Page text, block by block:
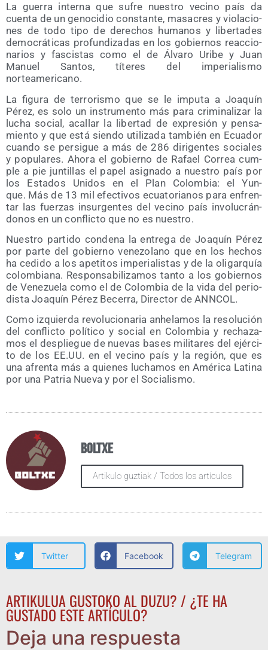
La gue­rra inter­na que sufre nues­tro vecino país da
cuen­ta de un geno­ci­dio cons­tan­te, masa­cres y vio­la­cio­
nes de todo tipo de dere­chos huma­nos y liber­ta­des
demo­crá­ti­cas pro­fun­di­za­das en los gobier­nos reac­cio­
na­rios y fas­cis­tas como el de Álva­ro Uri­be y Juan
Manuel San­tos, títe­res del impe­ria­lis­mo
norteamericano.
La figu­ra de terro­ris­mo que se le impu­ta a Joa­quín
Pérez, es solo un ins­tru­men­to más para cri­mi­na­li­zar la
lucha social, aca­llar la liber­tad de expre­sión y pen­sa­
mien­to y que está sien­do uti­li­za­da tam­bién en Ecua­dor
cuan­do se per­si­gue a más de 286 diri­gen­tes socia­les
y popu­la­res. Aho­ra el gobierno de Rafael Correa cum­
ple a pie jun­ti­llas el papel asig­na­do a nues­tro país por
los Esta­dos Uni­dos en el Plan Colom­bia: el Yun­
que. Más de 13 mil efec­ti­vos ecua­to­ria­nos para enfren­
tar las fuer­zas insur­gen­tes del vecino país invo­lu­crán­
do­nos en un con­flic­to que no es nuestro.
Nues­tro par­ti­do con­de­na la entre­ga de Joa­quín Pérez
por par­te del gobierno vene­zo­lano que en los hechos
ha cedi­do a los ape­ti­tos impe­ria­lis­tas y de la oli­gar­quía
colom­bia­na. Res­pon­sa­bi­li­za­mos tan­to a los gobier­nos
de Vene­zue­la como el de Colom­bia de la vida del perio­
dis­ta Joa­quín Pérez Bece­rra, Direc­tor de ANNCOL.
Como izquier­da revo­lu­cio­na­ria anhe­la­mos la reso­lu­ción
del con­flic­to polí­ti­co y social en Colom­bia y recha­za­
mos el des­plie­gue de nue­vas bases mili­ta­res del ejér­ci­
to de los EE.UU. en el vecino país y la región, que es
una afren­ta más a quie­nes lucha­mos en Amé­ri­ca Lati­na
por una Patria Nue­va y por el Socialismo.
Boltxe
Artikulo guztiak / Todos los artículos
Twitter Facebook Telegram
ARTIKULUA GUSTOKO AL DUZU? / ¿TE HA
GUSTADO ESTE ARTÍCULO?
Deja una respuesta